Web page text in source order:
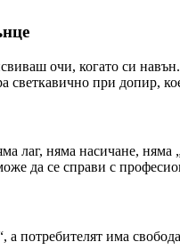
очи, когато си
светкавично при допир,
лаг, няма насичане,
да се справи с
потребителят има